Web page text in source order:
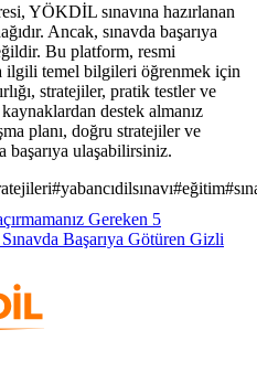
YÖKDİL sınavına hazırlanan
Ancak, sınavda başarıya
Bu platform, resmi
ilgili temel bilgileri öğrenmek için
stratejiler, pratik testler ve
destek almanız
planı, doğru stratejiler ve
başarıya ulaşabilirsiniz.
#yabancıdilsınavı#eğitim#
Gereken 5
Başarıya Götüren Gizli